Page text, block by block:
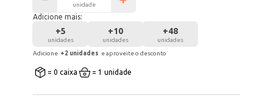
unidade
Adicione mais:
+5
unidades
+10
unidades
+48
unidades
Adicione +2 unidades e aproveite o desconto
= 0 caixa = 1 unidade